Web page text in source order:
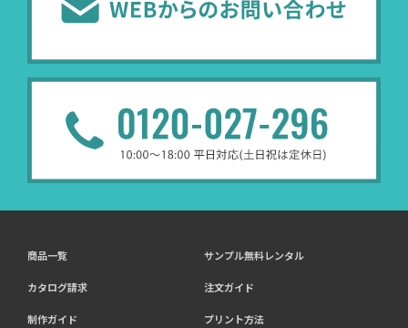
商品一覧 サンプル無料レンタル
カタログ請求 注文ガイド
制作ガイド プリント方法